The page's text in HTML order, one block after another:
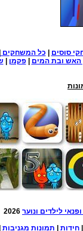
סוסים | כל המשחקים|
האש ובת המים |פקמן |
לילדים ונוער
|חידות | תמונות מגניבות |